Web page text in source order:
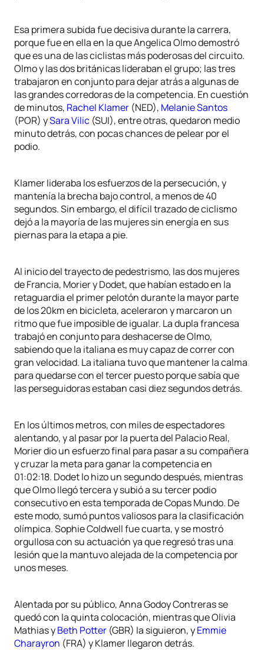
Esa primera subida fue decisiva durante la carrera,
porque fue en ella en la que Angelica Olmo demostró
que es una de las ciclistas más poderosas del circuito.
Olmo y las dos británicas lideraban el grupo; las tres
trabajaron en conjunto para dejar atrás a algunas de
las grandes corredoras de la competencia. En cuestión
de minutos, Rachel Klamer (NED), Melanie Santos
(POR) ySara Vilic (SUI), entre otras, quedaron medio
minuto detrás, con pocas chances de pelear por el
podio.
Klamer lideraba los esfuerzos de la persecución, y
mantenía la brecha bajo control, a menos de 40
segundos. Sin embargo, el difícil trazado de ciclismo
dejó a la mayoría de las mujeres sin energía en sus
piernas para la etapa a pie.
Al inicio del trayecto de pedestrismo, las dos mujeres
de Francia, Morier y Dodet, que habían estado en la
retaguardia el primer pelotón durante la mayor parte
de los 20km en bicicleta, aceleraron y marcaron un
ritmo que fue imposible de igualar. La dupla francesa
trabajó en conjunto para deshacerse de Olmo,
sabiendo que la italiana es muy capaz de correr con
gran velocidad. La italiana tuvo que mantener la calma
para quedarse con el tercer puesto porque sabía que
las perseguidoras estaban casi diez segundos detrás.
En los últimos metros, con miles de espectadores
alentando, y al pasar por la puerta del Palacio Real,
Morier dio un esfuerzo final para pasar a su compañera
y cruzar la meta para ganar la competencia en
01:02:18. Dodet lo hizo un segundo después, mientras
que Olmo llegó tercera y subió a su tercer podio
consecutivo en esta temporada de Copas Mundo. De
este modo, sumó puntos valiosos para la clasificación
olímpica. Sophie Coldwell fue cuarta, y se mostró
orgullosa con su actuación ya que regresó tras una
lesión que la mantuvo alejada de la competencia por
unos meses.
Alentada por su público, Anna Godoy Contreras se
quedó con la quinta colocación, mientras que Olivia
Mathias yBeth Potter (GBR) la siguieron, yEmmie
Charayron (FRA) y Klamer llegaron detrás.